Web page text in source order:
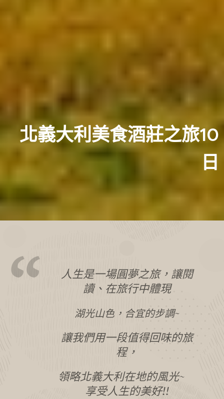
北義大利美食酒莊之旅10
日
人生是一場圓夢之旅，讓閱
讀、在旅行中體現
湖光山色，合宜的步調~
讓我們用一段值得回味的旅
程，
領略北義大利在地的風光~
享受人生的美好!!